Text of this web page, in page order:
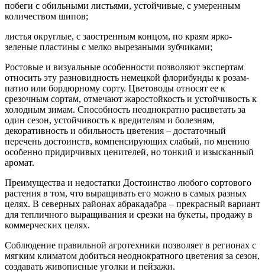
побеги с обильными листьями, устойчивые, с умеренным
количеством шипов;
листья округлые, с заостренным концом, по краям ярко-
зеленые пластины с мелко вырезаными зубчиками;
Ростовые и визуальные особенности позволяют экспертам
относить эту разновидность немецкой флорибунды к розам-
патио или бордюрному сорту. Цветоводы относят ее к
срезочным сортам, отмечают жаростойкость и устойчивость к
холодным зимам. Способность неоднократно расцветать за
один сезон, устойчивость к вредителям и болезням,
декоративность и обильность цветения – достаточный
перечень достоинств, компенсирующих слабый, по мнению
особенно придирчивых ценителей, но тонкий и изысканный
аромат.
Преимущества и недостатки Достоинство любого сортового
растения в том, что выращивать его можно в самых разных
целях. В северных районах абракадабра – прекрасный вариант
для тепличного выращивания и срезки на букеты, продажу в
коммерческих целях.
Соблюдение правильной агротехники позволяет в регионах с
мягким климатом добиться неоднократного цветения за сезон,
создавать живописные уголки и пейзажи.